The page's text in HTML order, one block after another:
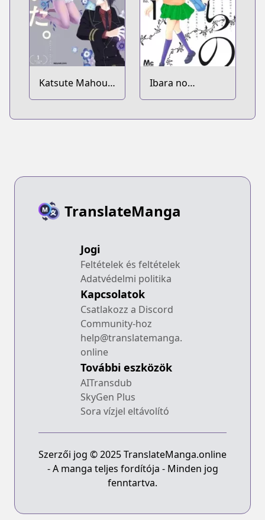
Katsute Mahou
Shoujo to Aku
Ibara no
Kanmuri
TranslateManga
Jogi
Feltételek és feltételek
Adatvédelmi politika
Kapcsolatok
Csatlakozz a Discord
Community-hoz
help@translatemanga.
online
További eszközök
AITransdub
SkyGen Plus
Sora vízjel eltávolító
Szerzői jog © 2025 TranslateManga.online
- A manga teljes fordítója - Minden jog
fenntartva.